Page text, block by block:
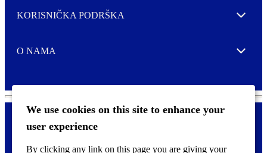
We use cookies on this site to enhance your
user experience
By clicking any link on this page you are giving your
KORISNIČKA PODRŠKA Expand
O NAMA Expand
o
Pravne i tzv. Cookie obavijesti